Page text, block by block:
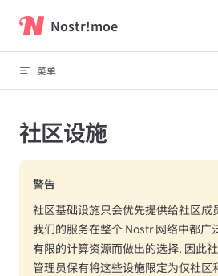
跳转到内容Nostr!moe
菜单
社区设施
警告
社区基础设施只会优先提供给社区成
我们的服务在整个 Nostr 网络中都广
有限的计算资源而做出的选择. 因此
管理员保有将这些设施限定为仅社区